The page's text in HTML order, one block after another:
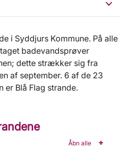
i Syddjurs Kommune. På alle
badevandsprøver
dette strækker sig fra
af september. 6 af de 23
er Blå Flag strande.
Åbn alle